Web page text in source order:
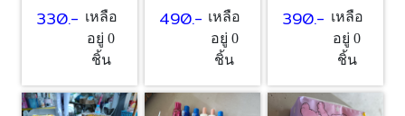
330.- เหลือ
อยู่ 0
ชิ้น
490.- เหลือ
อยู่ 0
ชิ้น
390.- เหลือ
อยู่ 0
ชิ้น